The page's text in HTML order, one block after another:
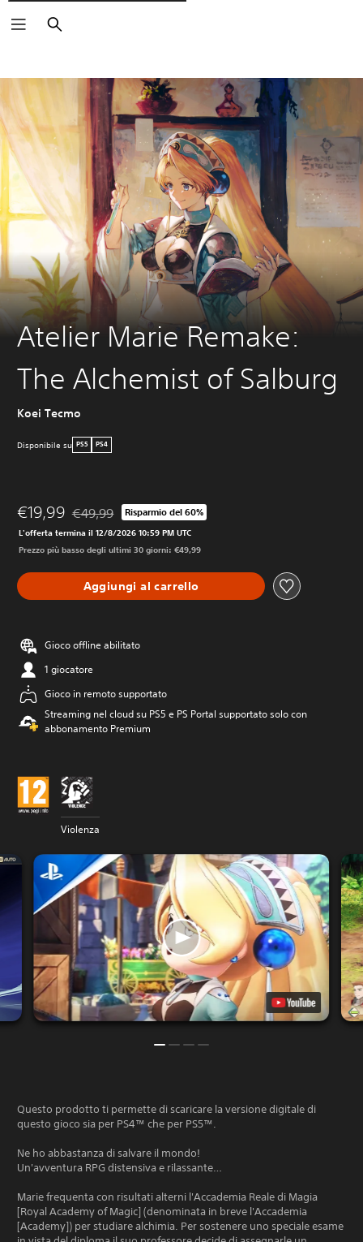
Cerca
Atelier Marie Remake:
The Alchemist of Salburg
Koei Tecmo
Disponibile su PS5 PS4
€19,99 Scontato dal prezzo originale di €49,99
€49,99 Risparmio del 60%
L'offerta termina il 12/8/2026 10:59 PM UTC
Prezzo più basso degli ultimi 30 giorni: €49,99
Aggiungi al carrello
Gioco offline abilitato
1 giocatore
Gioco in remoto supportato
Streaming nel cloud su PS5 e PS Portal supportato solo con
abbonamento Premium
Violenza
Questo prodotto ti permette di scaricare la versione digitale di
questo gioco sia per PS4™ che per PS5™.
Ne ho abbastanza di salvare il mondo!
Un'avventura RPG distensiva e rilassante…
Marie frequenta con risultati alterni l'Accademia Reale di Magia
[Royal Academy of Magic] (denominata in breve l'Accademia
[Academy]) per studiare alchimia. Per sostenere uno speciale esame